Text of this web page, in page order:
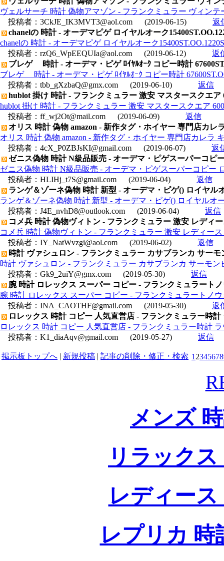
ヴェルサーチ 時計 偽物アマゾン - フランクミュラー ヴィンテ
投稿者： 3CkJE_IK3MVT3@aol.com (2019-06-15)
返
chanelの 時計 - オーデマピゲ ロイヤルオーク
chanelの 時計 - オーデマピゲ ロイヤルオーク
投稿者： rzQ6_WpEEQUIa@aol.com (2019-06-12)
返
ブレゲ 時計 - オーデマ・ピゲ ﾛｲﾔﾙｵｰｸ コピー時計
ブレゲ 時計 - オーデマ・ピゲ ﾛｲﾔﾙｵｰｸ コピー時計
投稿者： tbb_gXzbaQ@gmx.com (2019-06-10)
返信
hublot 掛け 時計 - フランクミュラー 激安 マスタースクエ
hublot 掛け 時計 - フランクミュラー 激安 マスタースクエア
投稿者： ff_wj2Ot@mail.com (2019-06-09)
返信
オリス 時計 偽物 amazon - 新作タグ・ホイヤー 専門店カ
オリス 時計 偽物 amazon - 新作タグ・ホイヤー 専門店カレラ
投稿者： 4cX_P0ZBJsKI@gmail.com (2019-06-07)
返
ゼニス偽物 時計 N級品販売 - オーデマ・ピゲスーパーコピ
ゼニス偽物 時計 N級品販売 - オーデマ・ピゲスーパーコピー
投稿者： HLIHj_t7S@gmail.com (2019-06-04)
返信
ランゲ＆ゾーネ偽物 時計 新型 - オーデマ・ピゲ() ロイヤル
ランゲ＆ゾーネ偽物 時計 新型 - オーデマ・ピゲ() ロイヤルオ
投稿者： J4E_nvhD8@outlook.com (2019-06-04)
返信
コメ兵 時計 偽物ヴィトン - フランクミュラー 激安 レディ
コメ兵 時計 偽物ヴィトン - フランクミュラー 激安 レディー
投稿者： IY_NatWvzgi@aol.com (2019-06-02)
返信
時計 ヴァシュロン - フランクミュラー カサブランカ サーモ
時計 ヴァシュロン - フランクミュラー カサブランカ サーモン
投稿者： Gk9_2uiY@gmx.com (2019-05-30)
返信
腕 時計 ロレックス スーパー コピー - フランクミュラート
腕 時計 ロレックス スーパー コピー - フランクミュラートノ
投稿者： INA_CAOTHF@gmail.com (2019-05-30)
返
ロレックス 時計 コピー 人気直営店 - フランクミュラー時
ロレックス 時計 コピー 人気直営店 - フランクミュラー時計
投稿者： K1_diaAqv@gmail.com (2019-05-27) 返信
掲示板トップへ | 新規投稿 | 記事の削除・修正・検索 1 2345678
メンズ
リラック
レディー
レプリカ 時